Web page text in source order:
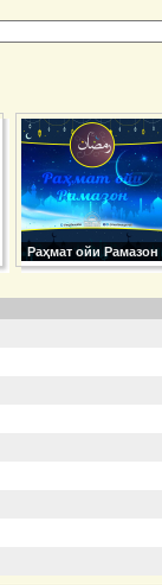
Раҳмат ойи Рамазон